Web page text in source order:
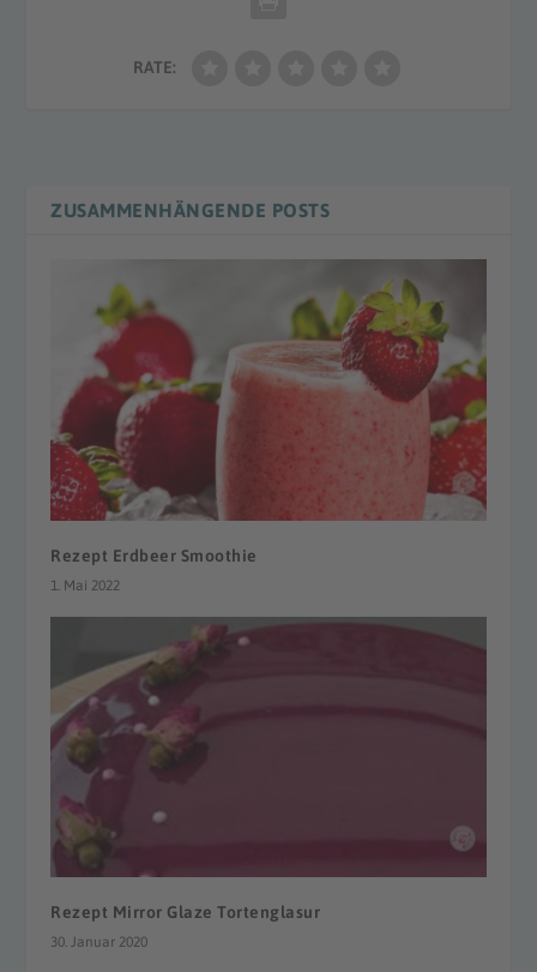
RATE:
ZUSAMMENHÄNGENDE POSTS
Rezept Erdbeer Smoothie
1. Mai 2022
Rezept Mirror Glaze Tortenglasur
30. Januar 2020